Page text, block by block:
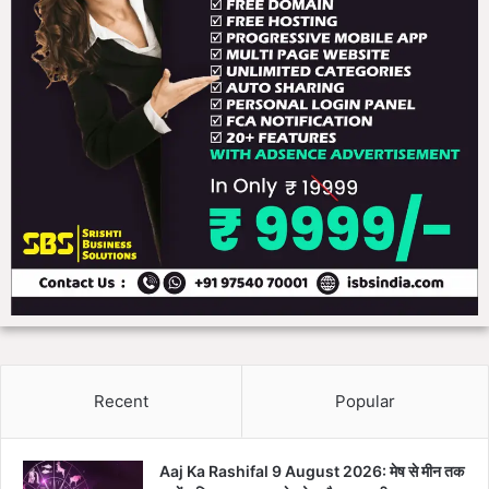
Recent Popular
Aaj Ka Rashifal 9 August 2026: मेष से मीन तक